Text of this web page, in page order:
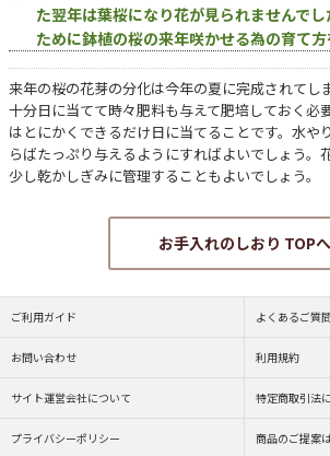
た翌年は葉桜になり花が見られませんで
ために鉢植の桜の来年咲かせる為の育て方
来年の桜の花芽の分化は今年の夏に完成されてし
十分日に当てて時々肥料も与えて肥培しておく必
はとにかくできるだけ日に当てることです。水や
らばたっぷり与えるようにすればよいでしょう。
少し乾かしぎみに管理することもよいでしょう。
お手入れのしおり TOPへ
ご利用ガイド よくあるご質
お問い合わせ 利用規約
サイト運営会社について 特定商取引法
プライバシーポリシー 商品のご提案